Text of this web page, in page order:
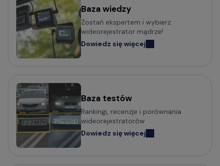
Mini kamery do samochodu - małe i dyskretne
Kamery samochodowe z obsługą komend głosowych
Wideorejestratory klasy Premium
Kamery samochodowe odczytujące tablice w nocy (z
Popularni producenci kamer
samochodowych
Wideorejestratory VIOFO
Wideorejestratory 70mai
Baza wiedzy
Zostań ekspertem i wybierz
wideorejestrator mądrze!
Dowiedz się więcej
Baza testów
Rankingi, recenzje i porównania
wideorejestratorów
Dowiedz się więcej